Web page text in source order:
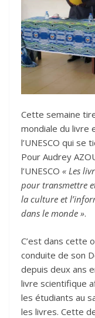
Cette semaine
mondiale du livre
l’UNESCO qui se
Pour Audrey
l’UNESCO « Les
pour transmettre
la culture et
dans le monde ».
C’est dans cette
conduite de son
depuis deux ans
livre scientifique
les étudiants au
les livres. Cette